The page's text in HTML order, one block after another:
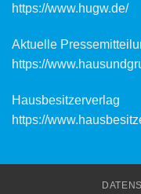
https://www.hugw.de/
Aktuelle
https://
Hausbesitzerverlag
https://